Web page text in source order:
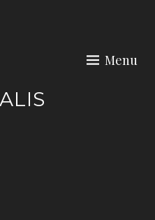
Menu